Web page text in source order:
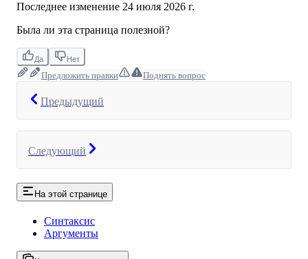
Последнее изменение 24 июля 2026 г.
Была ли эта страница полезной?
Да Нет
Предложить правки Поднять вопрос
Предыдущий
Следующий
На этой странице
Синтаксис
Аргументы